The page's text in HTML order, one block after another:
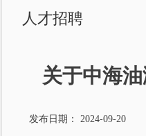
人才招聘
关于中海
发布日期： 2024-09-20